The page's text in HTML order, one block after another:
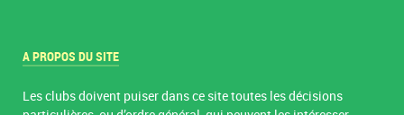
A PROPOS DU SITE
Les clubs doivent puiser dans ce site toutes les décisions